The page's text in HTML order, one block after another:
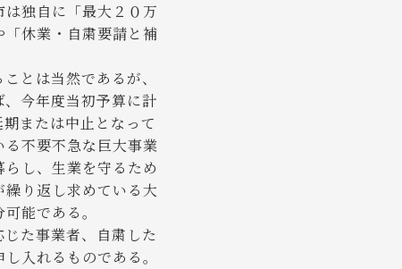
独自に「最大２０万
休業・自粛要請と補
とは当然であるが、
今年度当初予算に計
または中止となって
不要不急な巨大事業
し、生業を守るため
り返し求めている大
能である。
た事業者、自粛した
入れるものである。